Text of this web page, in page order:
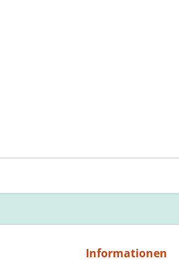
Informationen